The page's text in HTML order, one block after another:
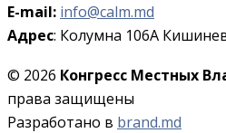
E-mail: info@calm.md
Адрес: Колумна 106A
© 2026 Конгресс Местных
права защищены
Разработано в brand.md